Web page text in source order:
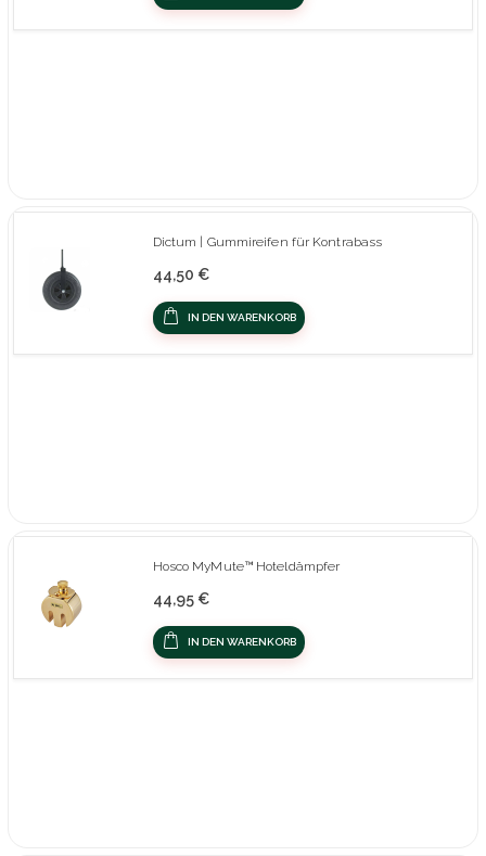
Dictum | Gummireifen für Kontrabass
44,50 €
IN DEN WARENKORB
Hosco MyMute™ Hoteldämpfer
44,95 €
IN DEN WARENKORB